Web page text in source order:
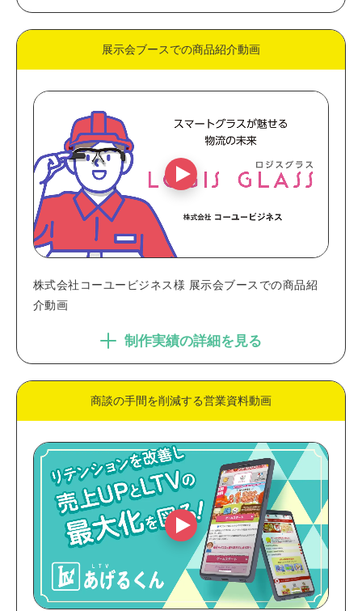
展示会ブースでの商品紹介動画
株式会社コーユービジネス様 展示会ブースでの商品紹
介動画
制作実績の詳細を見る
商談の手間を削減する営業資料動画